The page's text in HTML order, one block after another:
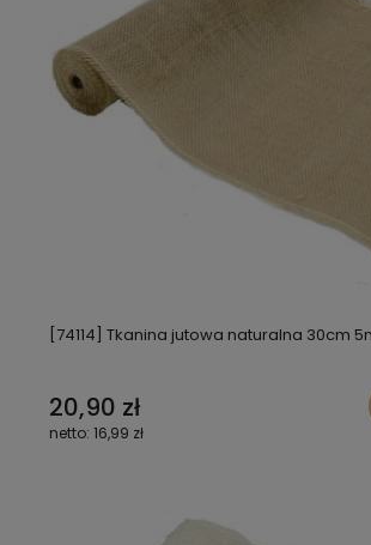
[74114] Tkanina jutowa naturalna 30cm
20,90 zł
16,99 zł